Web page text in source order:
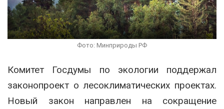
Фото: Минприроды РФ
Комитет Госдумы по экологии поддержал
законопроект о лесоклиматических проектах.
Новый закон направлен на сокращение